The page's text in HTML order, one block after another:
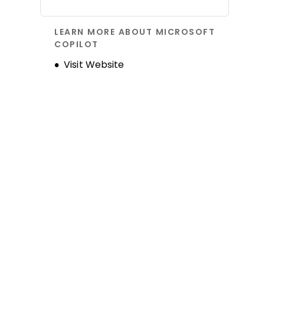
LEARN MORE ABOUT MICROSOFT
COPILOT
Visit Website
Opens new window